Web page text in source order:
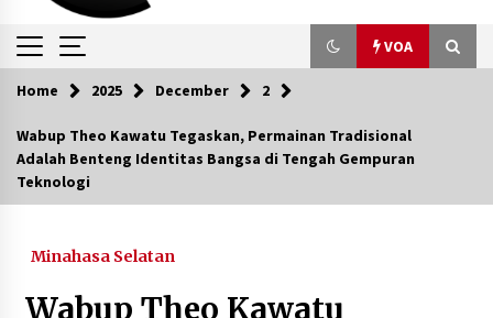
VOA
VOA
Perempuan Indonesia Sampaikan Solidaritas
Berkesinambungan
Home 2025 December 2
Wabup Theo Kawatu Tegaskan, Permainan Tradisional
Adalah Benteng Identitas Bangsa di Tengah Gempuran
Teknologi
Minahasa Selatan
Wabup Theo Kawatu